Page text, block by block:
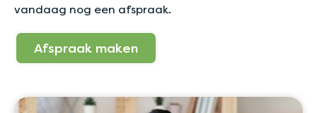
vandaag nog een afspraak.
Afspraak maken